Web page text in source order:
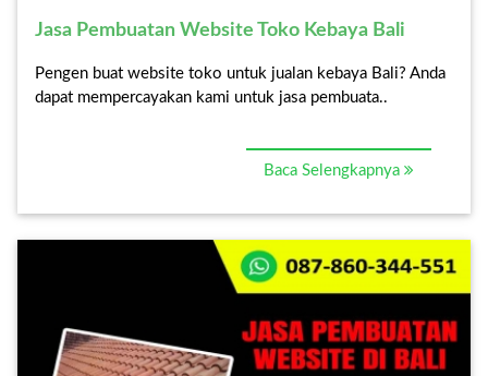
Jasa Pembuatan Website Toko Kebaya Bali
Pengen buat website toko untuk jualan kebaya Bali? Anda
dapat mempercayakan kami untuk jasa pembuata..
Baca Selengkapnya